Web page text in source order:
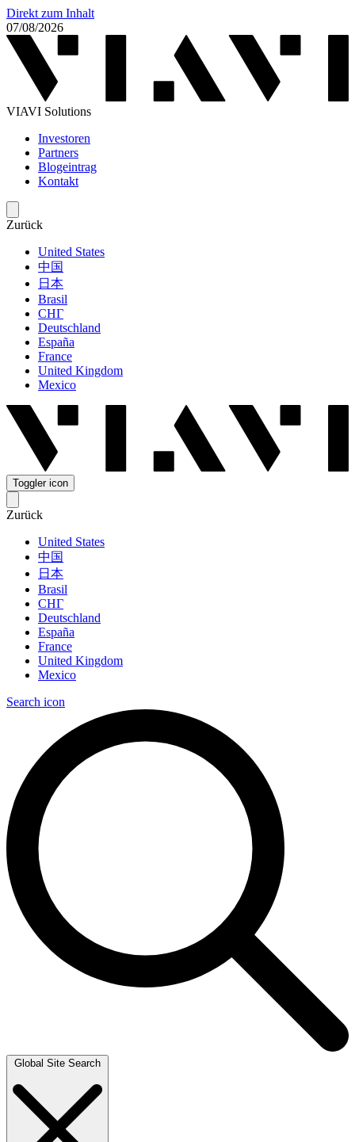
Direkt zum Inhalt
07/08/2026
VIAVI Solutions
Investoren
Partners
Blogeintrag
Kontakt
Zurück
United States
中国
日本
Brasil
СНГ
Deutschland
España
France
United Kingdom
Mexico
Toggler icon
Zurück
United States
中国
日本
Brasil
СНГ
Deutschland
España
France
United Kingdom
Mexico
Search icon
Global Site Search